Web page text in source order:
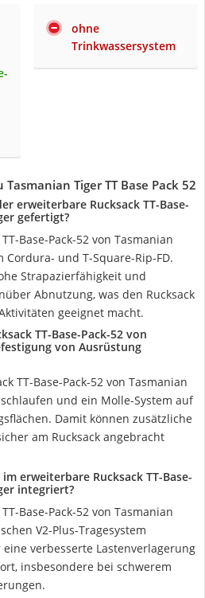
ohne
Trinkwassersystem
Tiger TT Base Pack 52
erweiterbare Rucksack TT-Base-
gefertigt?
Base-Pack-52 von Tasmanian
und T-Square-Rip-FD.
Strapazierfähigkeit und
Abnutzung, was den Rucksack
geeignet macht.
TT-Base-Pack-52 von
von Ausrüstung
TT-Base-Pack-52 von Tasmanian
und ein Molle-System auf
Damit können zusätzliche
am Rucksack angebracht
erweiterbare Rucksack TT-Base-
integriert?
Base-Pack-52 von Tasmanian
V2-Plus-Tragesystem
verbesserte Lastenverlagerung
insbesondere bei schwerem